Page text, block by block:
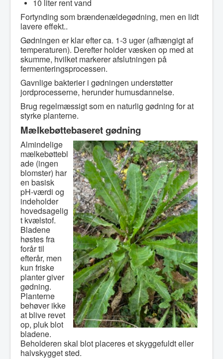
10 liter rent vand
Fortynding som brændenældegødning, men en lidt
lavere effekt..
Gødningen er klar efter ca. 1-3 uger (afhængigt af
temperaturen). Derefter holder væsken op med at
skumme, hvilket markerer afslutningen på
fermenteringsprocessen.
Gavnlige bakterier i gødningen understøtter
jordprocesserne, herunder humusdannelse.
Brug regelmæssigt som en naturlig gødning for at
styrke planterne.
Mælkebøttebaseret gødning
Almindelige
mælkebøttebl
ade (ingen
blomster) har
en basisk
pH-værdi og
indeholder
hovedsagelig
t kvælstof.
Bladene
høstes fra
forår til
efterår, men
kun friske
planter giver
gødning.
Planterne
behøver ikke
at blive revet
op, pluk blot
bladene.
Beholderen skal blot placeres et skyggefuldt eller
halvskygget sted.